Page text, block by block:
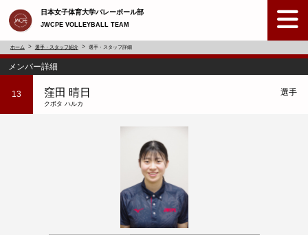
日本女子体育大学バレーボール部
JWCPE VOLLEYBALL TEAM
ホーム 選手・スタッフ紹介 選手・スタッフ詳細
メンバー詳細
13 窪田 晴日
クボタ ハルカ
選手